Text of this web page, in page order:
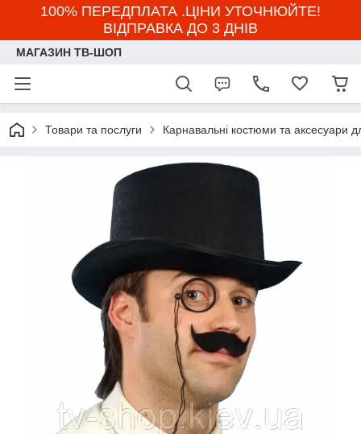
100% ПЕРЕДПЛАТА .ЦІНИ УТОЧНЮЙТЕ!
ВІДПРАВКА ДО 3 ДНІВ
МАГАЗИН ТВ-ШОП
Товари та послуги Карнавальні костюми та аксесуари